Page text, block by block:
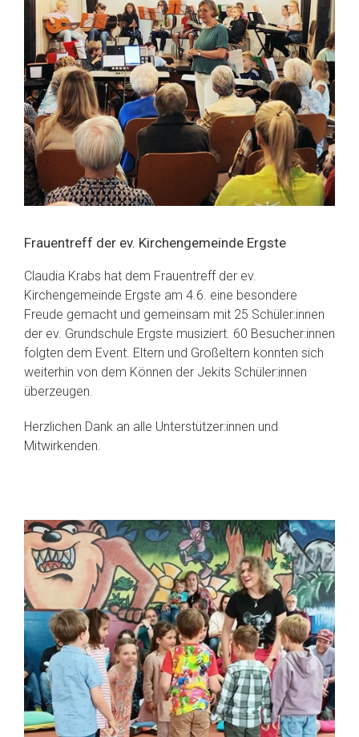
Frauentreff der ev. Kirchengemeinde Ergste
Claudia Krabs hat dem Frauentreff der ev.
Kirchengemeinde Ergste am 4.6. eine besondere
Freude gemacht und gemeinsam mit 25 Schüler:innen
der ev. Grundschule Ergste musiziert. 60 Besucher:innen
folgten dem Event. Eltern und Großeltern konnten sich
weiterhin von dem Können der Jekits Schüler:innen
überzeugen.
Herzlichen Dank an alle Unterstützer:innen und
Mitwirkenden.